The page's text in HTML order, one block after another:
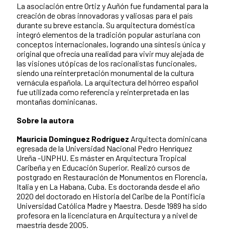
La asociación entre Ortiz y Auñón fue fundamental para la
creación de obras innovadoras y valiosas para el país
durante su breve estancia. Su arquitectura doméstica
integró elementos de la tradición popular asturiana con
conceptos internacionales, logrando una síntesis única y
original que ofrecía una realidad para vivir muy alejada de
las visiones utópicas de los racionalistas funcionales,
siendo una reinterpretación monumental de la cultura
vernácula española. La arquitectura del hórreo español
fue utilizada como referencia y reinterpretada en las
montañas dominicanas.
Sobre la autora
Mauricia Domínguez Rodríguez Arquitecta dominicana
egresada de la Universidad Nacional Pedro Henríquez
Ureña -UNPHU. Es máster en Arquitectura Tropical
Caribeña y en Educación Superior. Realizó cursos de
postgrado en Restauración de Monumentos en Florencia,
Italia y en La Habana, Cuba. Es doctoranda desde el año
2020 del doctorado en Historia del Caribe de la Pontificia
Universidad Católica Madre y Maestra. Desde 1989 ha sido
profesora en la licenciatura en Arquitectura y a nivel de
maestría desde 2005.